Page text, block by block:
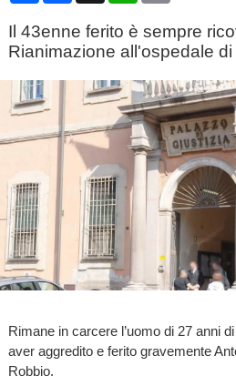
Il 43enne ferito è sempre
Rianimazione all'ospedale
Rimane in carcere l’uomo di 27 anni
aver aggredito e ferito gravemente
Robbio.